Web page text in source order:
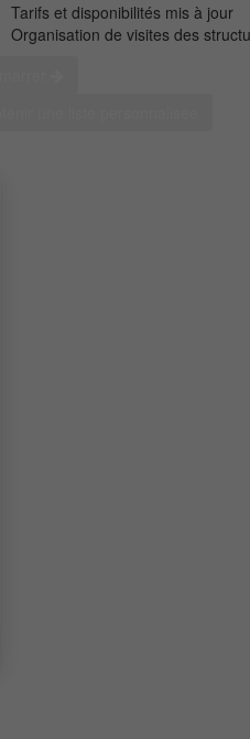
Tarifs et disponibilités mis à jour
Organisation de visites des